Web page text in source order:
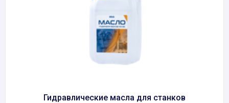
Гидравлические масла для станков